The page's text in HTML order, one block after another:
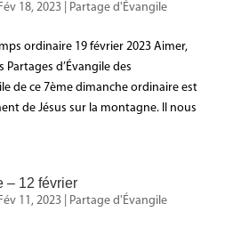
18, 2023| Partage d'Évangile
ordinaire 19 février 2023 Aimer,
d’Évangile des
de ce 7ème dimanche ordinaire est
de Jésus sur la montagne. Il nous
– 12 février
11, 2023| Partage d'Évangile